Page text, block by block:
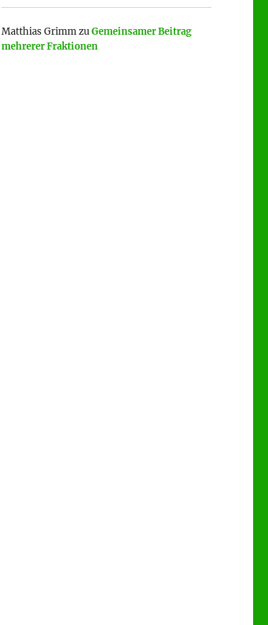
Matthias GrimmzuGemeinsamer Beitrag
mehrerer Fraktionen